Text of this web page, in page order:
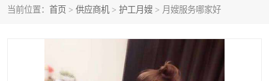
当前位置： 首页 > 供应商机 > 护工月嫂 > 月嫂服务哪家好